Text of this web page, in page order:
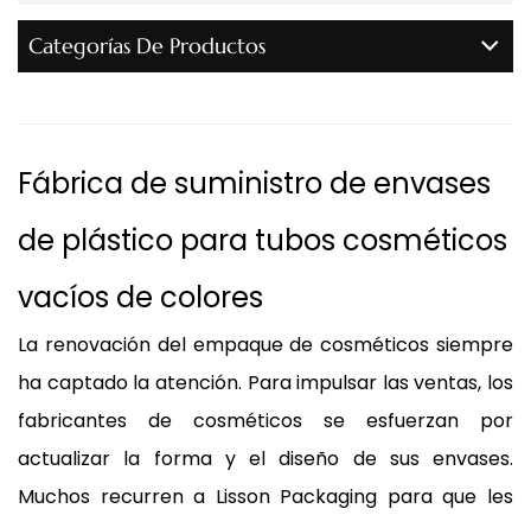
Categorías De Productos
Fábrica de suministro de envases
de plástico para tubos cosméticos
vacíos de colores
La renovación del empaque de cosméticos siempre
ha captado la atención. Para impulsar las ventas, los
fabricantes de cosméticos se esfuerzan por
actualizar la forma y el diseño de sus envases.
Muchos recurren a Lisson Packaging para que les